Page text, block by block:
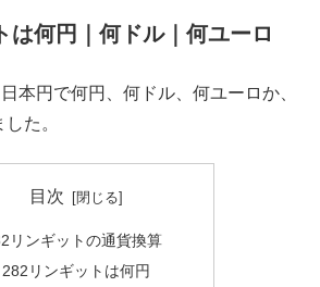
は何円｜何ドル｜何ユーロ
本円で何円、何ドル、何ユーロか、
た。
目次
リンギットの通貨換算
282リンギットは何円